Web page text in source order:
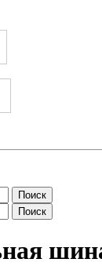
Поиск
Поиск